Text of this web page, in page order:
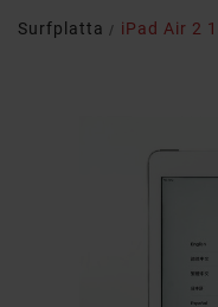
Surfplatta iPad Air 2